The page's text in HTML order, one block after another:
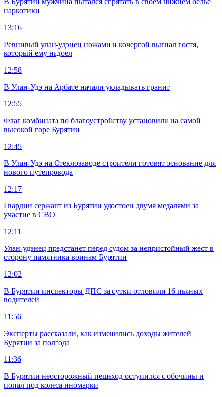
В Бурятии мужчина пытался спрятать в своем нижнем белье
наркотики
13:16
Ревнивый улан-удэнец ножами и кочергой выгнал гостя,
который ему надоел
12:58
В Улан-Удэ на Арбате начали укладывать гранит
12:55
Флаг комбината по благоустройству установили на самой
высокой горе Бурятии
12:45
В Улан-Удэ на Стеклозаводе строители готовят основание для
нового путепровода
12:17
Гвардии сержант из Бурятии удостоен двумя медалями за
участие в СВО
12:11
Улан-удэнец предстанет перед судом за непристойный жест в
сторону памятника воинам Бурятии
12:02
В Бурятии инспекторы ДПС за сутки отловили 16 пьяных
водителей
11:56
Эксперты рассказали, как изменились доходы жителей
Бурятии за полгода
11:36
В Бурятии неосторожный пешеход оступился с обочины и
попал под колеса иномарки